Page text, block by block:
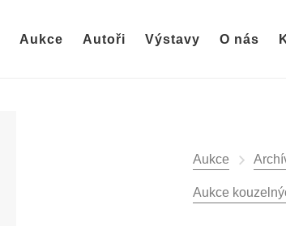
Aukce Autoři Výstavy O nás
Aukce
Aukce